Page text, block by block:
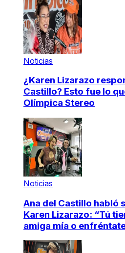
Noticias
¿Karen Lizarazo
Castillo? Esto fue lo
Olímpica Stereo
Noticias
Ana del Castillo habló
Karen Lizarazo: “Tú
amiga mía o